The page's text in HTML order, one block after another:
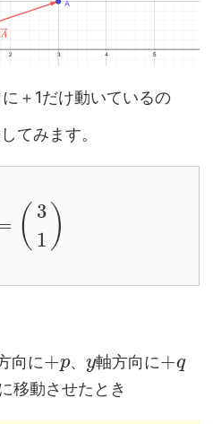
＋1だけ動いているの
てみます。
( 3
1 )
向に+p、 y軸方向に+q
移動させたとき